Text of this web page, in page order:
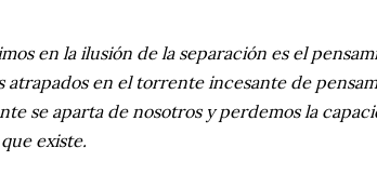
en la ilusión de la separación es el
atrapados en el torrente incesante de
se aparta de nosotros y perdemos la
existe.